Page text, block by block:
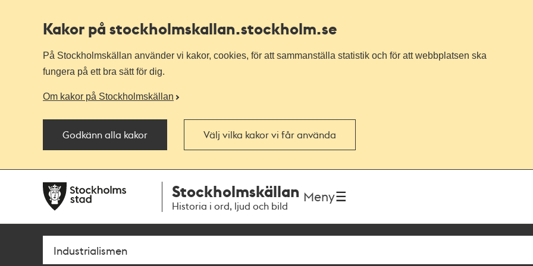
Kakor på stockholmskallan.stockholm.se
På Stockholmskällan använder vi kakor, cookies, för att sammanställa statistik och för att webbplatsen ska
fungera på ett bra sätt för dig.
Om kakor på Stockholmskällan
Godkänn alla kakor Välj vilka kakor vi får använda
navigationen
huvudinnehållet
Stockholmskällan
Historia i ord, ljud och bild
Meny
Sök